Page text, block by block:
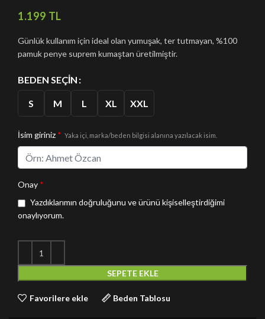
TL
Günlük kullanım için ideal olan yumuşak, ter tutmayan, %100
pamuk penye suprem kumaştan üretilmiştir.
BEDEN SEÇIN
S M L XL XXL
İsim giriniz * Yaka içi, marka/beden bilgisi alanına yazılacak isim.
Onay *
Yazdıklarımın doğruluğunu ve ürünü kişiselleştirdiğimi
onaylıyorum.
SEPETE EKLE
Favorilere ekle Beden Tablosu